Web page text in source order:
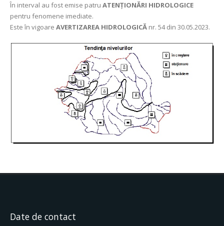
În interval au fost emise patru ATENȚIONĂRI HIDROLOGICE
pentru fenomene imediate.
Este în vigoare AVERTIZAREA HIDROLOGICĂ nr. 54 din 30.05.2023.
Date de contact